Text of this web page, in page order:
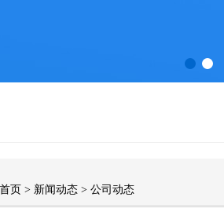
首页 > 新闻动态 > 公司动态